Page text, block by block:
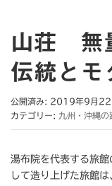
山荘 無
伝統とモ
公開済み: 2019年9月22
カテゴリー: 九州・沖縄の
湯布院を代表する旅
して造り上げた旅館